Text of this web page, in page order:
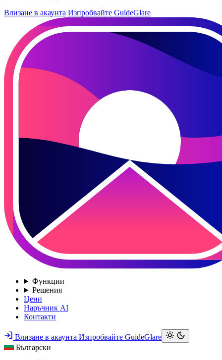
Влизане в акаунта Изпробвайте GuideGlare
Функции
Решения
Цени
Наръчник AI
Контакти
Влизане в акаунта Изпробвайте GuideGlare
Български